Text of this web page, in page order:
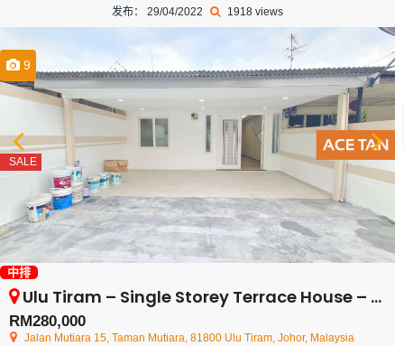
发布： 29/04/2022 1918 views
9
SALE
中排
Ulu Tiram – Single Storey Terrace House – FOR SALE
RM280,000
Jalan Mutiara 15, Taman Mutiara, 81800 Ulu Tiram, Johor, Malaysia